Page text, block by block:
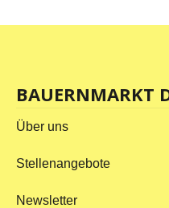
BAUERNMARKT
Über uns
Stellenangebote
Newsletter